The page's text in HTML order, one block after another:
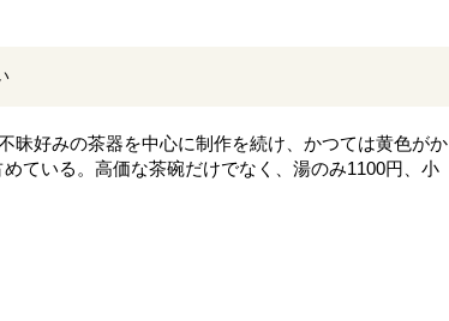
昧好みの茶器を中心に制作を続け、かつては黄色がか
ている。高価な茶碗だけでなく、湯のみ1100円、小